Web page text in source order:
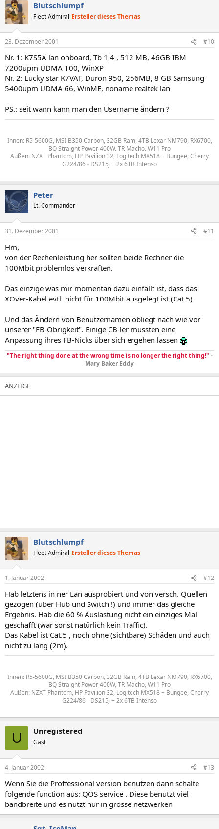
Blutschlumpf
Fleet Admiral Ersteller dieses Themas
23. Dezember 2001 #10
Nr. 1: K7S5A lan onboard, Tb 1,4 , 512 MB, 46GB IBM
7200upm UDMA 100, WinXP
Nr. 2: Lucky star K7VAT, Duron 950, 256MB, 8 GB Samsung
5400upm UDMA 66, WinME, noname realtek lan
PS.: seit wann kann man den Username ändern ?
Innen: R5-5600G, MSI B350 Carbon, 32GB Ram, 4TB Lexar NM790, RX6700,
BQ Straight Power 400W, TR Macho, W11 Pro
Außen: NZXT Phantom, HP Pavilion 32, Logitech MX518 + Bungee, Cherry
G224/86 - DS215j + 2x 6TB Intenso
Peter
Lt. Commander
31. Dezember 2001 #11
Hm,
von der Rechenleistung her sollten beide Rechner die
100Mbit problemlos verkraften.
Das einzige was mir momentan dazu einfällt ist, dass das
XOver-Kabel evtl. nicht für 100Mbit ausgelegt ist (Cat 5).
Und das Ändern von Benutzernamen obliegt nach wie vor
unserer "FB-Obrigkeit". Einige CB-ler mussten eine
Anpassung ihres FB-Nicks über sich ergehen lassen
"The right thing done at the wrong time is no longer the right thing!" -
Mary Baker Eddy
Blutschlumpf
Fleet Admiral Ersteller dieses Themas
1. Januar 2002 #12
Hab letztens in ner Lan ausprobiert und von versch. Quellen
gezogen (über Hub und Switch !) und immer das gleiche
Ergebnis. Hab die 60 % Auslastung nicht ein einziges Mal
geschafft (war sonst natürlich kein Traffic).
Das Kabel ist Cat.5 , noch ohne (sichtbare) Schäden und auch
nicht zu lang (2m).
Innen: R5-5600G, MSI B350 Carbon, 32GB Ram, 4TB Lexar NM790, RX6700,
BQ Straight Power 400W, TR Macho, W11 Pro
Außen: NZXT Phantom, HP Pavilion 32, Logitech MX518 + Bungee, Cherry
G224/86 - DS215j + 2x 6TB Intenso
U Unregistered
Gast
4. Januar 2002 #13
Wenn Sie die Proffessional version benutzen dann schalte
folgende function aus: QOS service . Diese benutzt viel
bandbreite und es nutzt nur in grosse netzwerken